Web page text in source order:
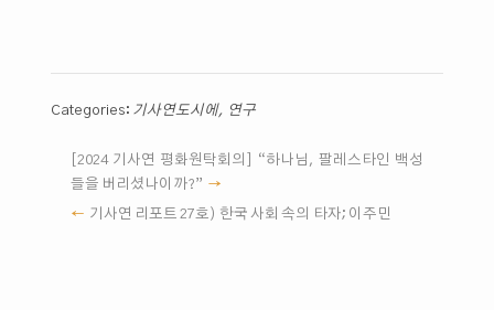
Categories: 기사연도시에, 연구
[2024 기사연 평화원탁회의] “하나님, 팔레스타인 백성
들을 버리셨나이까?”
기사연 리포트 27호) 한국 사회 속의 타자; 이주민